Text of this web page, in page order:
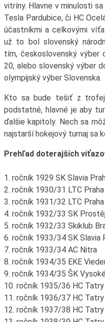
vitríny. Hlavne v minulosti
Tesla Pardubice, či HC
účastníkmi a celkovými
už to bol slovenský
tím, československý výber
20, alebo slovenský výber
olympijský výber Slovenska.
Kto sa bude tešiť z
podstatné, hlavné je aby
ďalšie kapitoly. Nech sa
najstarší hokejový turnaj sa
Prehľad doterajších
1. ročník 1929 SK Slavia
2. ročník 1930/31 LTC Praha
3. ročník 1931/32 LTC Praha
4. ročník 1932/33 SK
5. ročník 1932/33 Skiklub
6. ročník 1933/34 SK Slavia
7. ročník 1933/34 AC Nitra
8. ročník 1934/35 EKE
9. ročník 1934/35 ŠK
10. ročník 1935/36 HC Tatry
11. ročník 1936/37 HC Tatry
12. ročník 1937/38 HC Tatry